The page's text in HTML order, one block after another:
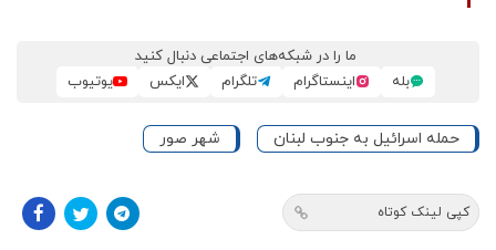
ما را در شبکه‌های اجتماعی دنبال کنید
بله
اینستاگرام تلگرام ایکس یوتیوب
حمله اسرائیل به جنوب لبنان شهر صور
کپی لینک کوتاه